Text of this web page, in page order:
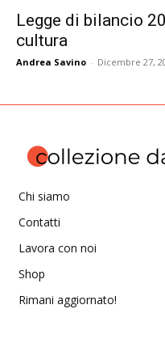
Legge di bilancio
cultura
Andrea Savino - Dicembre 27,
Chi siamo
Contatti
Lavora con noi
Shop
Rimani aggiornato!